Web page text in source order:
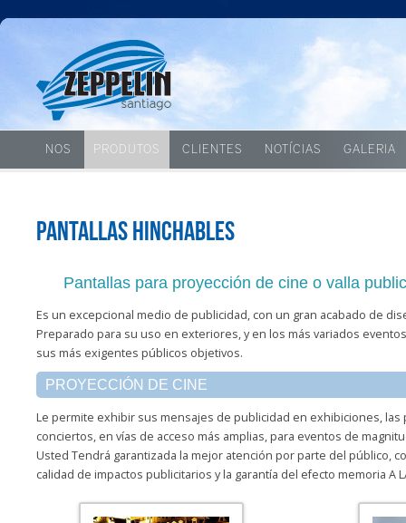
NOS PRODUTOS CLIENTES NOTÍCIAS GALERIA
Pantallas hinchables
Pantallas para proyección de cine o valla
Es un excepcional medio de publicidad, con un gran acabado de
Preparado para su uso en exteriores, y en los más variados
sus más exigentes públicos objetivos.
PROYECCIÓN DE CINE
Le permite exhibir sus mensajes de publicidad en exhibiciones, las
conciertos, en vías de acceso más amplias, para eventos de
Usted Tendrá garantizada la mejor atención por parte del público,
calidad de impactos publicitarios y la garantía del efecto memoria A